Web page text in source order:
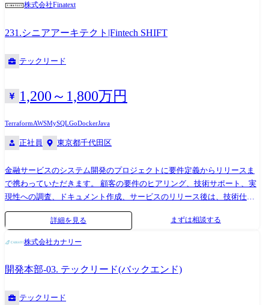
GitHub Copilot, Claude Code, Devin ●コミュニケーションツール: Slack,
Elasticsearch、Lambda等) ・データベース:Aurora
ュニケーションツール:Slack / Chatwork ・BIツール:Tableau
株式会社Finatext
231.シニアアーキテクト|Fintech SHIFT
テックリード
1,200～1,800万円
TerraformAWSMySQLGoDockerJava
正社員 東京都千代田区
金融サービスのシステム開発のプロジェクトに要件定義からリリースま
で携わっていただきます。 顧客の要件のヒアリング、技術サポート、実
現性への調査、ドキュメント作成、サービスのリリース後は、技術仕様
を元に、顧客やパートナーからの技術的な問い合わせ対応をお任せしま
ャーや技術選択、コードレビューや品質管理等、開発に関わる調整や実
装等の対応をする。 ・プロジェクト全体を俯瞰して、品質、開発に関わ
る障害を取り除く ●サービス事例 https://finatext.com/news/20210902/ 証
券、保険、銀行、クラウドファンディング等の複数の金融サービスを一
詳細を見る まずは相談する
株式会社カナリー
開発本部-03. テックリード(バックエンド)
テックリード